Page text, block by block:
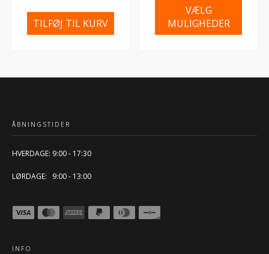
TILFØJ TIL KURV
VÆLG
MULIGHEDER
ÅBNINGSTIDER
HVERDAGE: 9:00 - 17:30
LØRDAGE: 9:00 - 13:00
INFO